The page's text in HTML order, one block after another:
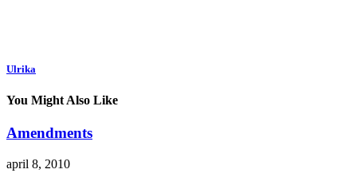
Ulrika
You Might Also Like
Amendments
april 8, 2010